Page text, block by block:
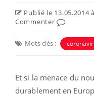
Publié le 13.05.2014
Commenter
Mots clés :
Et si la menace du
durablement en